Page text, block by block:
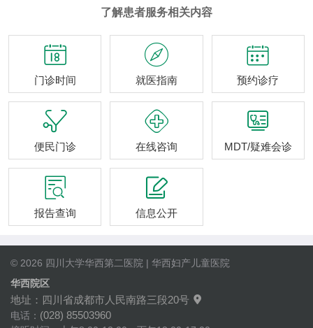
了解患者服务相关内容

门诊时间

就医指南

预约诊疗

便民门诊

在线咨询

MDT/疑难会诊

报告查询

信息公开
© 2026 四川大学华西第二医院 | 华西妇产儿童医院
华西院区
地址：四川省成都市人民南路三段20号 
电话： (028) 85503960